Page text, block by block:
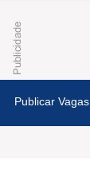
Publicar Vagas